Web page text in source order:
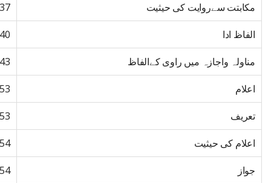
مکابتت سےروایت کی حیثیت
الفاظ ادا
مناولہ واجازہ میں راوی کےالفاظ
اعلام
تعریف
اعلام کی حیثیت
جواز